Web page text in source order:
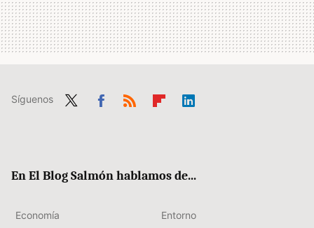
Síguenos
En El Blog Salmón hablamos de...
Economía Entorno